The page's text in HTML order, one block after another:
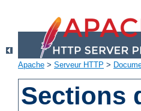
Apache > Serveur HTTP >
Sections